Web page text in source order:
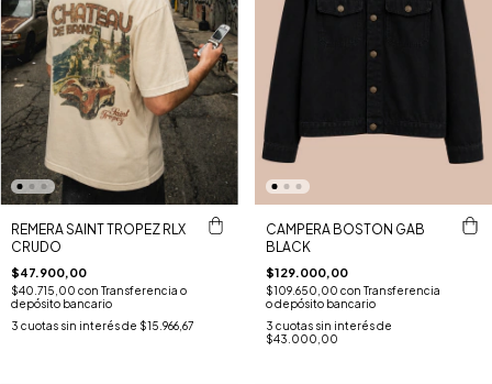
REMERA SAINT TROPEZ RLX
CRUDO
$47.900,00
$40.715,00 con Transferencia o
depósito bancario
3 cuotas sin interés de $15.966,67
CAMPERA BOSTON GAB
BLACK
$129.000,00
$109.650,00 con Transferencia
o depósito bancario
3 cuotas sin interés de
$43.000,00